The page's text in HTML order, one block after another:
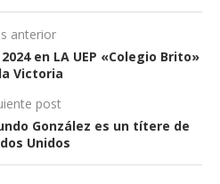
anterior
en LA UEP «Colegio Brito»
Victoria
post
González es un títere de
Unidos